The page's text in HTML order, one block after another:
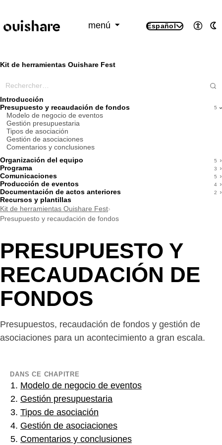
menú
Español
Kit de herramientas Ouishare Fest
Introducción
Presupuesto y recaudación de fondos
5
Modelo de negocio de eventos
Gestión presupuestaria
Tipos de asociación
Gestión de asociaciones
Comentarios y conclusiones
Organización del equipo
5
Programa 3
Comunicaciones 5
Producción de eventos 4
Documentación de actos anteriores 2
Recursos y plantillas
Kit de herramientas Ouishare Fest›
Presupuesto y recaudación de fondos
PRESUPUESTO Y
RECAUDACIÓN DE
FONDOS
Presupuestos, recaudación de fondos y gestión de
asociaciones para un acontecimiento a gran escala.
DANS CE CHAPITRE
Modelo de negocio de eventos
Gestión presupuestaria
Tipos de asociación
Gestión de asociaciones
Comentarios y conclusiones